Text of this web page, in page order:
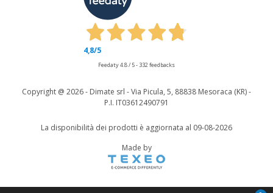
Copyright @ 2026 - Dimate srl - Via Picula, 5, 88838 Mesoraca (KR) -
P.I. IT03612490791
La disponibilità dei prodotti è aggiornata al 09-08-2026
4,8/5
Feedaty4.8/ 5- 332 feedbacks
Made by